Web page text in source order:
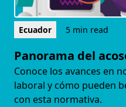
Ecuador 5 min read
Panorama del
Conoce los avances en
laboral y cómo pueden
con esta normativa.